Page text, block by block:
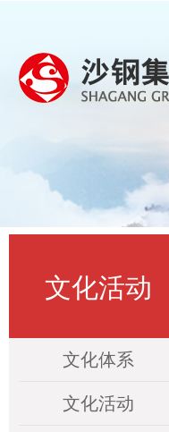
文化活动
文化体系
文化活动